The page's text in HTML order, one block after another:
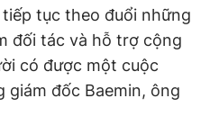
tục theo đuổi những
đối tác và hỗ trợ cộng
có được một cuộc
giám đốc Baemin, ông